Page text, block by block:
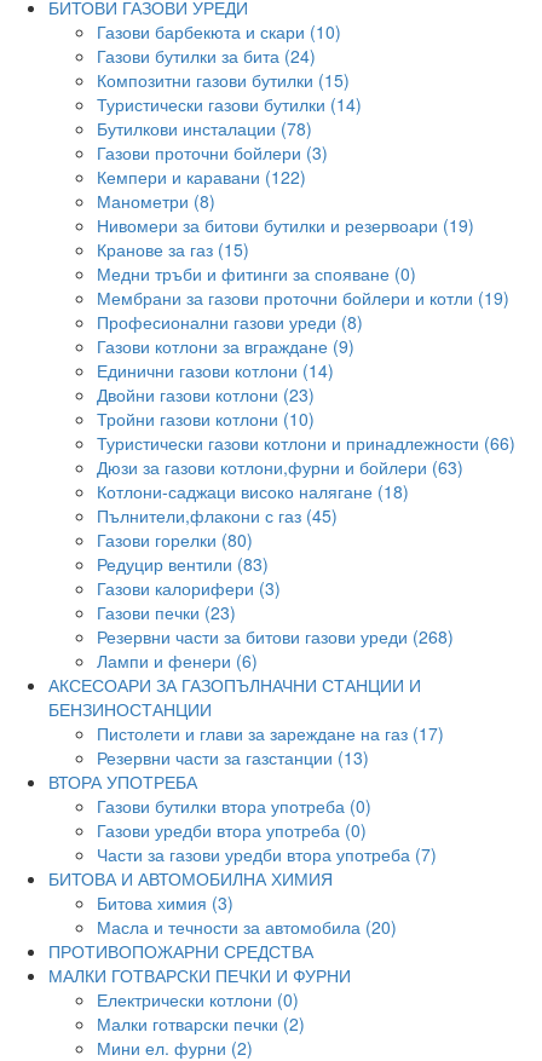
БИТОВИ ГАЗОВИ УРЕДИ
Газови барбекюта и скари (10)
Газови бутилки за бита (24)
Композитни газови бутилки (15)
Туристически газови бутилки (14)
Бутилкови инсталации (78)
Газови проточни бойлери (3)
Кемпери и каравани (122)
Манометри (8)
Нивомери за битови бутилки и резервоари (19)
Кранове за газ (15)
Медни тръби и фитинги за спояване (0)
Мембрани за газови проточни бойлери и котли (19)
Професионални газови уреди (8)
Газови котлони за вграждане (9)
Единични газови котлони (14)
Двойни газови котлони (23)
Тройни газови котлони (10)
Туристически газови котлони и принадлежности (66)
Дюзи за газови котлони,фурни и бойлери (63)
Котлони-саджаци високо налягане (18)
Пълнители,флакони с газ (45)
Газови горелки (80)
Редуцир вентили (83)
Газови калорифери (3)
Газови печки (23)
Резервни части за битови газови уреди (268)
Лампи и фенери (6)
АКСЕСОАРИ ЗА ГАЗОПЪЛНАЧНИ СТАНЦИИ И
БЕНЗИНОСТАНЦИИ
Пистолети и глави за зареждане на газ (17)
Резервни части за газстанции (13)
ВТОРА УПОТРЕБА
Газови бутилки втора употреба (0)
Газови уредби втора употреба (0)
Части за газови уредби втора употреба (7)
БИТОВА И АВТОМОБИЛНА ХИМИЯ
Битова химия (3)
Масла и течности за автомобила (20)
ПРОТИВОПОЖАРНИ СРЕДСТВА
МАЛКИ ГОТВАРСКИ ПЕЧКИ И ФУРНИ
Електрически котлони (0)
Малки готварски печки (2)
Мини ел. фурни (2)